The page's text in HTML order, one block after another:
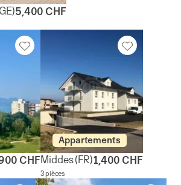
5,400 CHF
CHF
Appartements
Middes(FR)
3 pièces
1,400 CHF